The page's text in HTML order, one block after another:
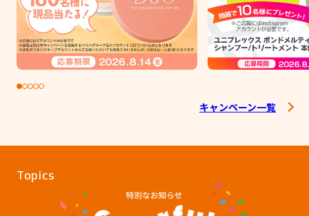
キャンペーン一覧
Topics